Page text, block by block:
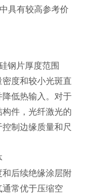
具有较高参考价
钢片厚度范围
度和较小光斑直
低热输入。对于
件，光纤激光的
制边缘质量和尺
后续绝缘涂层附
常优于压缩空